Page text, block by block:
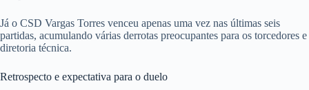
Já o CSD Vargas Torres venceu apenas uma vez nas últimas seis
partidas, acumulando várias derrotas preocupantes para os torcedores e
diretoria técnica.
Retrospecto e expectativa para o duelo